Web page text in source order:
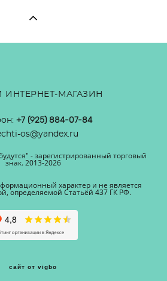
МАГАЗИН
+7 (925) 884-07-84
os@yandex.ru
- зарегистрированный торговый
знак. 2013-2026
характер и не является
определяемой Статьёй 437 ГК РФ.
сайт от vigbo